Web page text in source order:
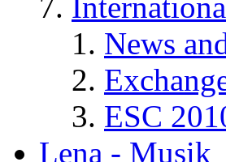
News
ESC
Lena - Musik